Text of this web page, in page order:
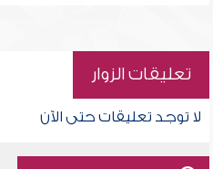
تعليقات الزوار
لا توجد تعليقات حتى الآن